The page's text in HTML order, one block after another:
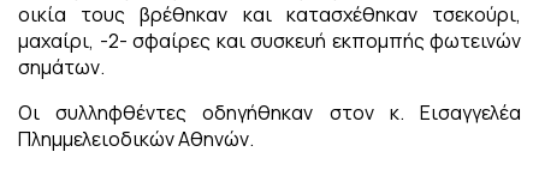
οικία τους βρέθηκαν και κατασχέθηκαν τσεκούρι,
μαχαίρι, -2- σφαίρες και συσκευή εκπομπής φωτεινών
σημάτων.
Οι συλληφθέντες οδηγήθηκαν στον κ. Εισαγγελέα
Πλημμελειοδικών Αθηνών.